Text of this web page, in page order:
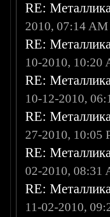
RE:
2010, 07:14 AM
RE:
10-2010, 10:20
RE:
10-12-2010,
RE:
27-2010, 10:05
RE:
02-2010, 08:31
RE:
11-02-2010,